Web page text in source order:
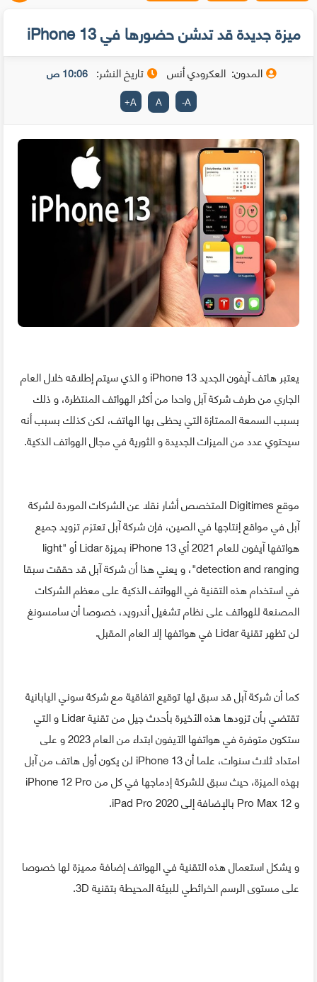
ميزة جديدة قد تدشن حضورها في iPhone 13
المدون: العكرودي أنس تاريخ النشر: 10:06 ص
A
-
A
A
+
يعتبر هاتف آيفون الجديد iPhone 13 و الذي سيتم إطلاقه خلال العام
الجاري من طرف شركة آبل واحدا من أكثر الهواتف المنتظرة، و ذلك
بسبب السمعة الممتازة التي يحظى بها الهاتف، لكن كذلك بسبب أنه
سيحتوي عدد من الميزات الجديدة و الثورية في مجال الهواتف الذكية.
موقع Digitimes المتخصص أشار نقلا عن الشركات الموردة لشركة
آبل في مواقع إنتاجها في الصين، فإن شركة آبل تعتزم تزويد جميع
هواتفها آيفون للعام 2021 أي iPhone 13 بميزة Lidar أو "light
detection and ranging"، و يعني هذا أن شركة آبل قد حققت سبقا
في استخدام هذه التقنية في الهواتف الذكية على معظم الشركات
المصنعة للهواتف على نظام تشغيل أندرويد، خصوصا أن سامسونغ
لن تظهر تقنية Lidar في هواتفها إلا العام المقبل.
كما أن شركة آبل قد سبق لها توقيع اتفاقية مع شركة سوني اليابانية
تقتضي بأن تزودها هذه الأخيرة بأحدث جيل من تقنية Lidar و التي
ستكون متوفرة في هواتفها الآيفون ابتداء من العام 2023 و على
امتداد ثلاث سنوات، علما أن iPhone 13 لن يكون أول هاتف من آبل
بهذه الميزة، حيث سبق للشركة إدماجها في كل من iPhone 12 Pro
و 12 Pro Max بالإضافة إلى iPad Pro 2020.
و يشكل استعمال هذه التقنية في الهواتف إضافة مميزة لها خصوصا
على مستوى الرسم الخرائطي للبيئة المحيطة بتقنية 3D.